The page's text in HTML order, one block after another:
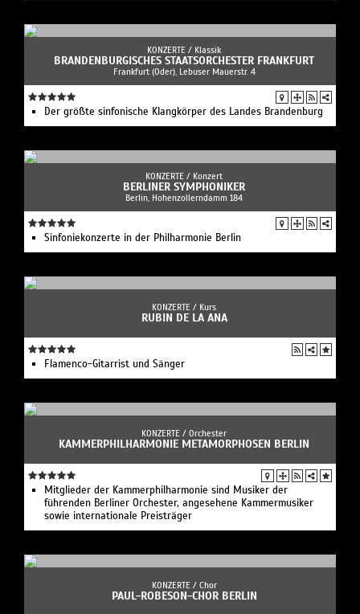
KONZERTE / Klassik
BRANDENBURGISCHES STAATSORCHESTER FRANKFURT
Frankfurt (Oder), Lebuser Mauerstr. 4
Der größte sinfonische Klangkörper des Landes Brandenburg
KONZERTE / Konzert
BERLINER SYMPHONIKER
Berlin, Hohenzollerndamm 184
Sinfoniekonzerte in der Philharmonie Berlin
KONZERTE / Kurs
RUBIN DE LA ANA
Flamenco-Gitarrist und Sänger
KONZERTE / Orchester
KAMMERPHILHARMONIE METAMORPHOSEN BERLIN
Mitglieder der Kammerphilharmonie sind Musiker der
führenden Berliner Orchester, angesehene Kammermusiker
sowie internationale Preisträger
KONZERTE / Chor
PAUL-ROBESON-CHOR BERLIN